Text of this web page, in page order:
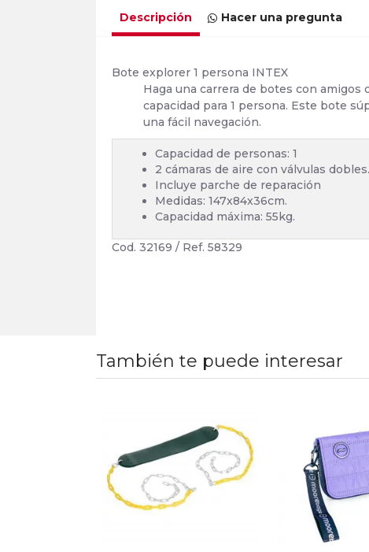
Descripción Hacer una pregunta
Bote explorer 1 persona INTEX
Haga una carrera de botes con
capacidad para 1 persona. Este bote
una fácil navegación.
Capacidad de personas: 1
2 cámaras de aire con válvulas dobles.
Incluye parche de reparación
Medidas: 147x84x36cm.
Capacidad máxima: 55kg.
Cod. 32169 / Ref. 58329
También te puede interesar